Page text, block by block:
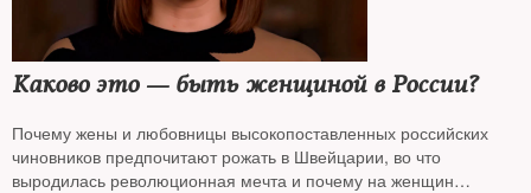
Каково это — быть женщиной в России?
Почему жены и любовницы высокопоставленных российских
чиновников предпочитают рожать в Швейцарии, во что
выродилась революционная мечта и почему на женщин